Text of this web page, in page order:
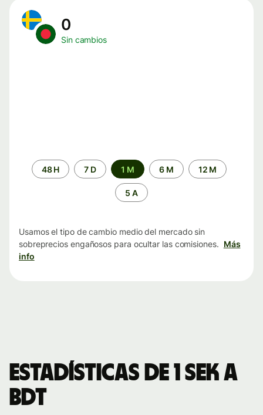
0
Sin cambios
Periodo48 H 7 D 1 M 6 M 12 M
5 A
Usamos el tipo de cambio medio del mercado sin
sobreprecios engañosos para ocultar las comisiones. Más
info
Estadísticas de 1 SEK a
BDT